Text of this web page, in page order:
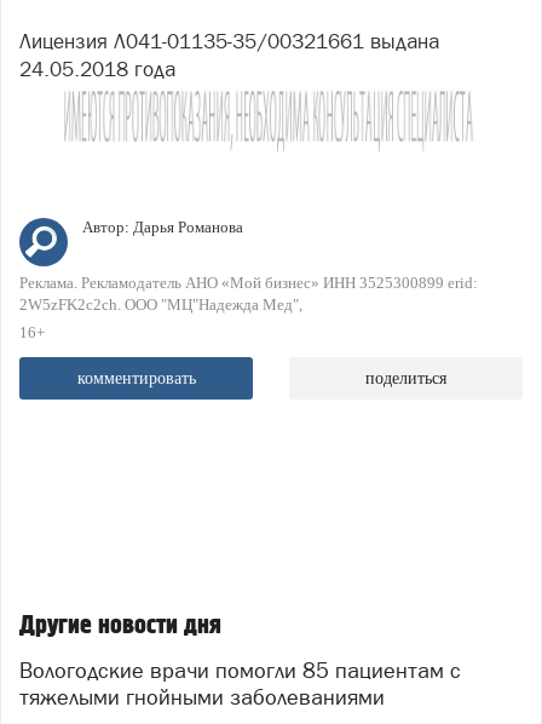
Лицензия Л041-01135-35/00321661 выдана
24.05.2018 года
Автор: Дарья Романова
Реклама. Рекламодатель АНО «Мой бизнес» ИНН 3525300899 erid:
2W5zFK2c2ch. ООО "МЦ"Надежда Мед"
16+
комментировать поделиться
Другие новости дня
Вологодские врачи помогли 85 пациентам с
тяжелыми гнойными заболеваниями